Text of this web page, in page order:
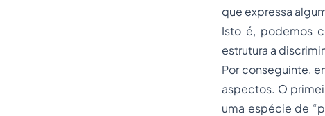
que expressa
Isto é, podemos
estrutura a
Por conseguinte,
aspectos. O
uma espécie de